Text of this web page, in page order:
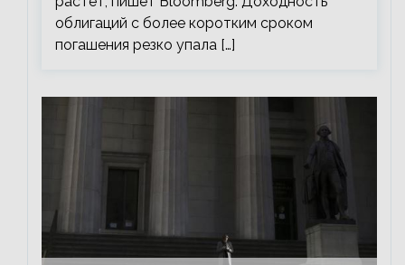
облигаций с более коротким сроком
погашения резко упала […]